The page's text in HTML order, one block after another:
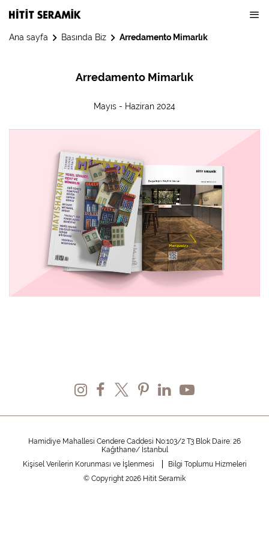
Ana sayfa Basında Biz Arredamento Mimarlık
Arredamento Mimarlık
Mayıs - Haziran 2024
Hamidiye Mahallesi Cendere Caddesi No:103/2 T3 Blok Daire: 26
Kağıthane/ İstanbul
Kişisel Verilerin Korunması ve İşlenmesi
Bilgi Toplumu Hizmeleri
© Copyright 2026 Hitit Seramik